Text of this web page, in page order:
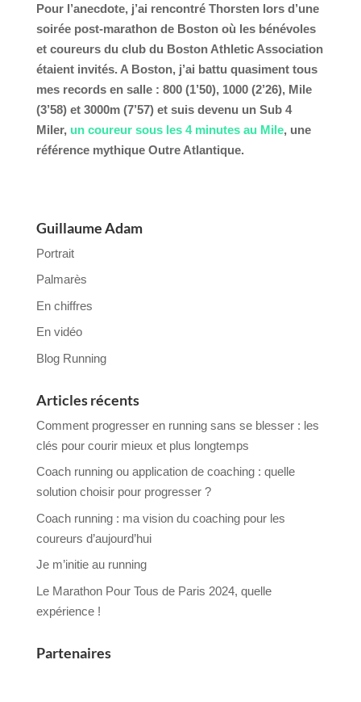
Pour l’anecdote, j’ai rencontré Thorsten lors d’une
soirée post-marathon de Boston où les bénévoles
et coureurs du club du Boston Athletic Association
étaient invités. A Boston, j’ai battu quasiment tous
mes records en salle : 800 (1’50), 1000 (2’26), Mile
(3’58) et 3000m (7’57) et suis devenu un Sub 4
Miler, un coureur sous les 4 minutes au Mile, une
référence mythique Outre Atlantique.
Guillaume Adam
Portrait
Palmarès
En chiffres
En vidéo
Blog Running
Articles récents
Comment progresser en running sans se blesser : les
clés pour courir mieux et plus longtemps
Coach running ou application de coaching : quelle
solution choisir pour progresser ?
Coach running : ma vision du coaching pour les
coureurs d’aujourd’hui
Je m’initie au running
Le Marathon Pour Tous de Paris 2024, quelle
expérience !
Partenaires